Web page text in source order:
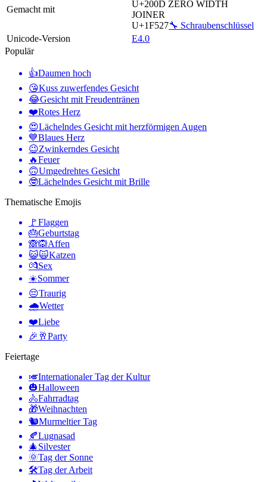
Gemacht mit
U+200D ZERO WIDTH
JOINER
U+1F527🔧 Schraubenschlüssel
Unicode-Version
E4.0
Populär
👍Daumen hoch
😘Kuss zuwerfendes Gesicht
😂Gesicht mit Freudentränen
❤️Rotes Herz
😍Lächelndes Gesicht mit herzförmigen Augen
💙Blaues Herz
😉Zwinkerndes Gesicht
🔥Feuer
🙃Umgedrehtes Gesicht
🤓Lächelndes Gesicht mit Brille
Thematische Emojis
🚩Flaggen
🎂Geburtstag
🙈🙉Affen
😺🙀Katzen
💏Sex
☀️Sommer
😔Traurig
🌧Wetter
❤️Liebe
🎉🥂Party
Feiertage
🎺Internationaler Tag der Kultur
🎃Halloween
🚴Fahrradtag
🎁Weihnachten
🐿Murmeltier Tag
🍂Lugnasad
🎄Silvester
🌞Tag der Sonne
🛠Tag der Arbeit